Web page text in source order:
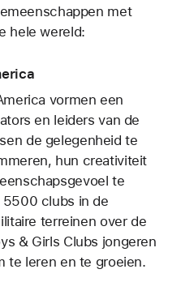
met
hele wereld:
vormen een
en leiders van de
de gelegenheid te
hun creativiteit
te
5500 clubs in de
terreinen over de
& Girls Clubs jongeren
te leren en te groeien.